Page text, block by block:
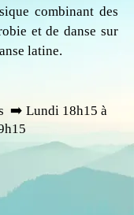
combinant des
et de danse sur
latine.
➡️ Lundi 18h15 à